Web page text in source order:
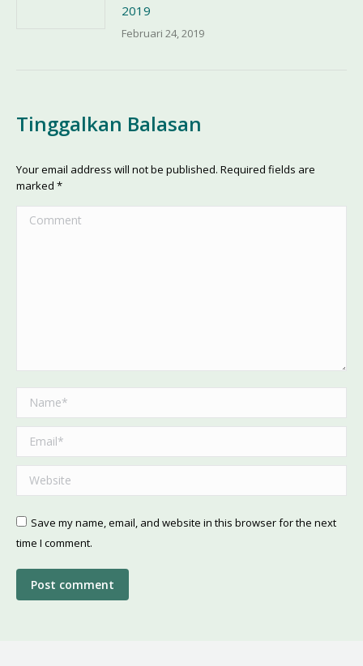
2019
Februari 24, 2019
Tinggalkan Balasan
Your email address will not be published. Required fields are
marked *
Comment
Name *
Email *
Website
Save my name, email, and website in this browser for the next
time I comment.
Post comment